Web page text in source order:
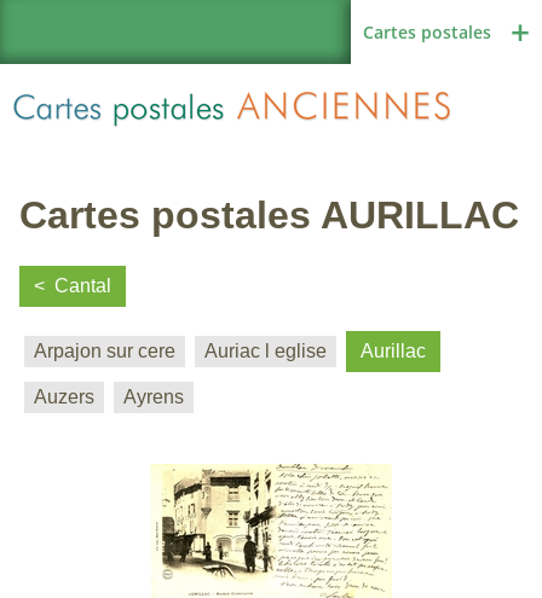
Cartes postales
Autres pays
Thèmes
Cartes postales AURILLAC
Cantal
Arpajon sur cere Auriac l eglise Aurillac
Auzers Ayrens